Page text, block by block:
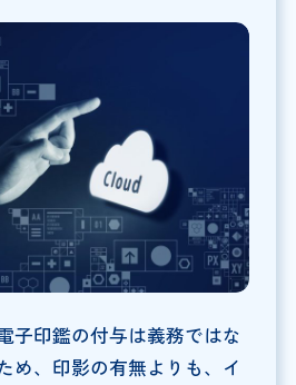
子印鑑の付与は義務ではな
め、印影の有無よりも、イ